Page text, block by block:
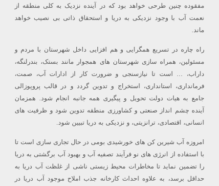
مفقوده چنین طرحی خواهد بود که در آینده نزدیک به کلی منطقه از
نعمت آب با وجود نزدیکی به دریا و استحقاق ذاتی بی نصیب خواهد
ماند.
راه چاره در تسریع همگرایی و هم افزایی داخل شهرستان با مردم و
مسئولین، همراه سازی شهرستان های همجوار مانند بستک، بندرلنگه،
داراب، … است تا نیازسنجی و ضرورت کار از ادارات آب، صمت،
فرمانداری، استانداری، استخراج و تدوین گردد و در قالب پروپوزالی
جامع به هیات دولت تحویل و پیگیری همه جانبه انجام شود. همزمان
آینده چشم انداز صنعتی و کشاورزی منطقه تدوین شود و ظرفیت های
انسانی، اقتصادی، ترانزیتی، و نزدیکی به دریا تبیین شود.
امروزه آب شیرین کن های خورشیدی بومی در حال تجاری سازی است تا
با استفاده از انرژی های نو فرآیند تصفیه آب و بهبود آب برگشتی به دریا
را تضمین نماید تا مخاطرات محیط زیستی ناشی از غلظت آب دریا به
حداقل برسد، به علاوه احداث کارخانه جذب املاح موجود آب دریا در